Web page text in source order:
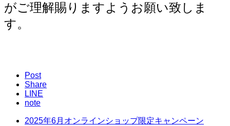
がご理解賜りますようお願い致しま
す。
Post
Share
LINE
note
2025年6月オンラインショップ限定キャンペーン